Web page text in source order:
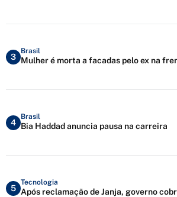
3
Brasil
Mulher é morta a facadas pelo ex na
4
Brasil
Bia Haddad anuncia pausa na carreira
5
Tecnologia
Após reclamação de Janja, governo